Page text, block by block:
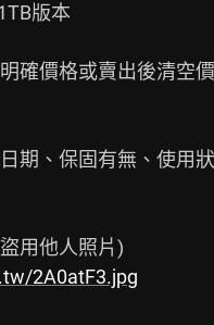
版本
確價格或賣出後清空
期、保固有無、使用
2A0atF3.jpg